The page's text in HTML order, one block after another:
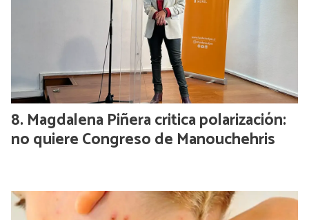
Magdalena Piñera critica polarización:
no quiere Congreso de Manouchehris